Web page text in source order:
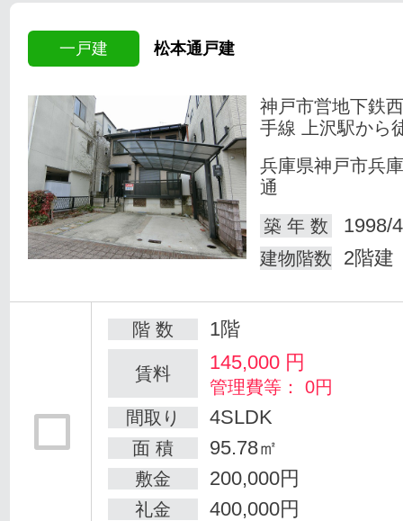
一戸建 松本通戸建
神戸市営地下鉄
手線 上沢駅から
兵庫県神戸市兵
通
築 年 数
1998/
建物階数 2階建
階 数 1階
賃料 145,000 円
管理費等： 0円
間取り
4SLDK
面 積 95.78㎡
敷金 200,000円
礼金 400,000円